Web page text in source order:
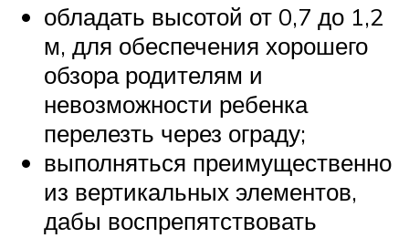
обладать высотой от 0,7 до 1,2
м, для обеспечения хорошего
обзора родителям и
невозможности ребенка
перелезть через ограду;
выполняться преимущественно
из вертикальных элементов,
дабы воспрепятствовать